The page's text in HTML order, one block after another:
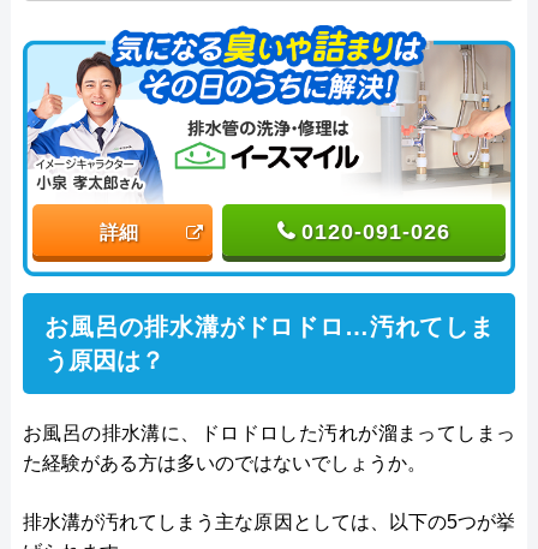
解決。多くのお客様に信頼される「水道管」のスペ
シャリスト。
詳細 0120-091-026
お風呂の排水溝がドロドロ…汚れてしま
う原因は？
お風呂の排水溝に、ドロドロした汚れが溜まってしまっ
た経験がある方は多いのではないでしょうか。
排水溝が汚れてしまう主な原因としては、以下の5つが挙